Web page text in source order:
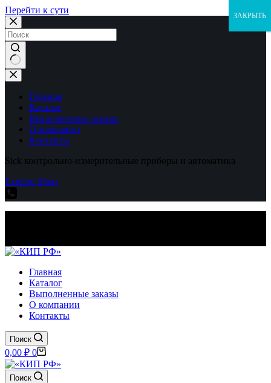
Перейти к сути
Ничего
не
найденоГлавная
Каталог
Выполненные заказы
О компании
Контакты
Sick контрольно-измерительные приборы и автоматика
Explore Shop
Главная
Каталог
Выполненные заказы
О компании
Контакты
Поиск
Корзина
0,00 ₽ 0
Поиск
ЗАКРЫТЬ